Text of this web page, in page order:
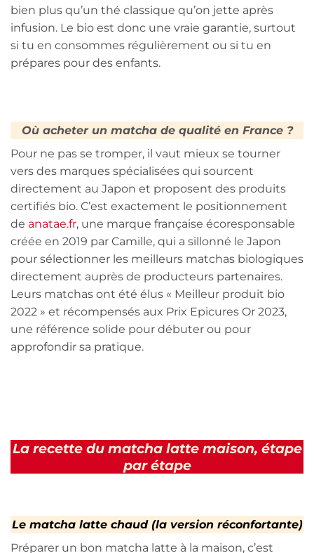
bien plus qu’un thé classique qu’on jette après
infusion. Le bio est donc une vraie garantie, surtout
si tu en consommes régulièrement ou si tu en
prépares pour des enfants.
Où acheter un matcha de qualité en France ?
Pour ne pas se tromper, il vaut mieux se tourner
vers des marques spécialisées qui sourcent
directement au Japon et proposent des produits
certifiés bio. C’est exactement le positionnement
de anatae.fr, une marque française écoresponsable
créée en 2019 par Camille, qui a sillonné le Japon
pour sélectionner les meilleurs matchas biologiques
directement auprès de producteurs partenaires.
Leurs matchas ont été élus « Meilleur produit bio
2022 » et récompensés aux Prix Epicures Or 2023,
une référence solide pour débuter ou pour
approfondir sa pratique.
La recette du matcha latte maison, étape
par étape
Le matcha latte chaud (la version réconfortante)
Préparer un bon matcha latte à la maison, c’est